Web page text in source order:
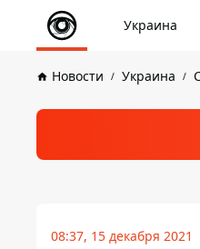
Украина
Новости Украина
08:37, 15 декабря 2021